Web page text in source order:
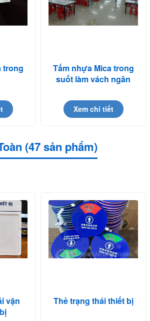
trong
Tấm nhựa Mica trong
suốt làm vách ngăn
Xem chi tiết
(47 sản phẩm)
vận
Thẻ trạng thái thiết bị